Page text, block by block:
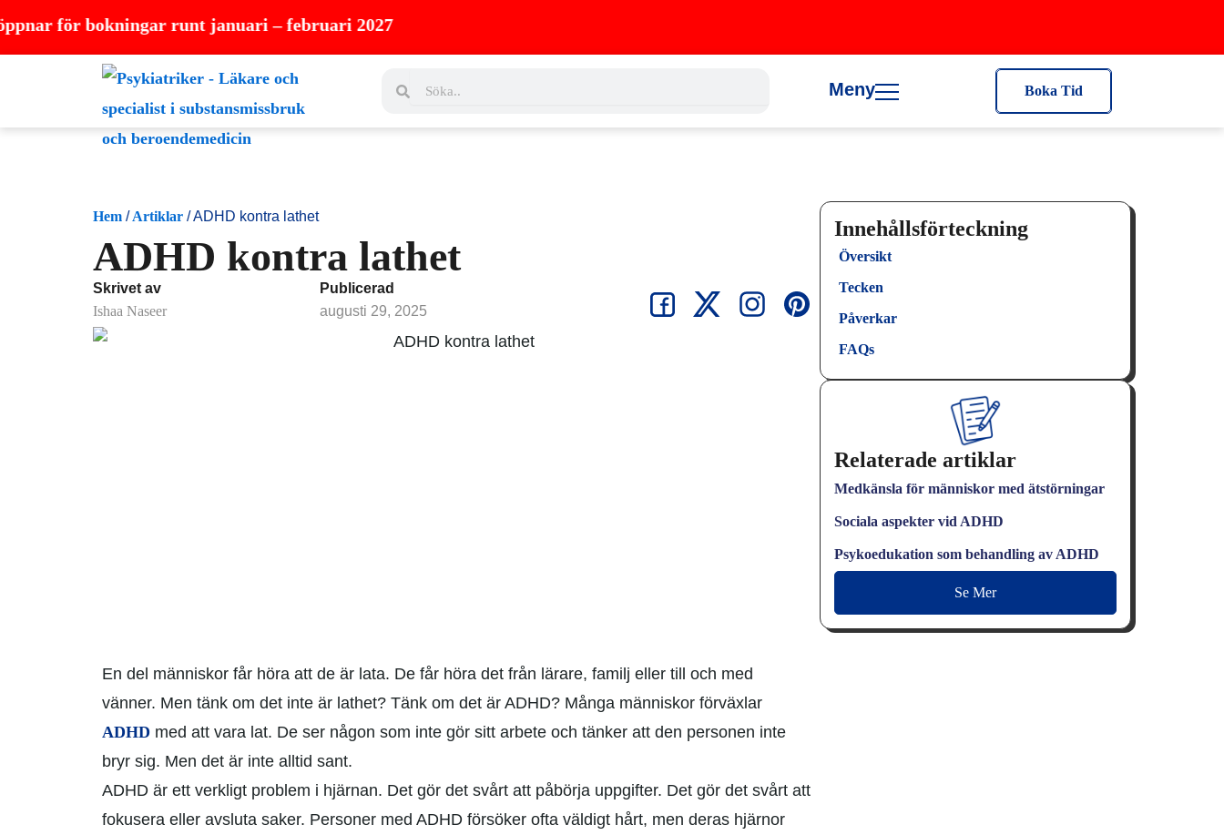
bokningar runt januari – februari 2027
Hoppa
Meny Boka Tid
Hem /Artiklar /ADHD kontra lathet
ADHD kontra lathet
Skrivet av
Ishaa Naseer
Publicerad
augusti 29, 2025
En del människor får höra att de är lata. De får höra det från lärare, familj eller till och med
vänner. Men tänk om det inte är lathet? Tänk om det är ADHD? Många människor förväxlar
ADHD med att vara lat. De ser någon som inte gör sitt arbete och tänker att den personen inte
bryr sig. Men det är inte alltid sant.
ADHD är ett verkligt problem i hjärnan. Det gör det svårt att påbörja uppgifter. Det gör det svårt att
fokusera eller avsluta saker. Personer med ADHD försöker ofta väldigt hårt, men deras hjärnor
Innehållsförteckning
Översikt
Tecken
Påverkar
FAQs
Relaterade artiklar
Medkänsla för människor med ätstörningar
Sociala aspekter vid ADHD
Psykoedukation som behandling av ADHD
Se Mer